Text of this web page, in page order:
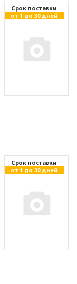
Cрок поставки
от 1 до 30 дней
Cрок поставки
от 1 до 30 дней